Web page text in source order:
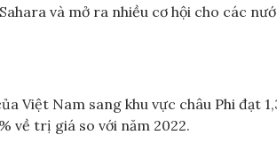
và mở ra nhiều cơ hội cho các
Việt Nam sang khu vực châu Phi đạt
về trị giá so với năm 2022.